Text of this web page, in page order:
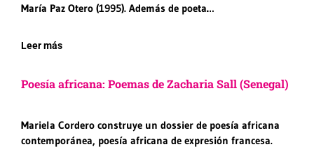
María Paz Otero (1995). Además de poeta…
Leer más
Poesía africana: Poemas de Zacharia Sall (Senegal)
Mariela Cordero construye un dossier de poesía africana
contemporánea, poesía africana de expresión francesa.